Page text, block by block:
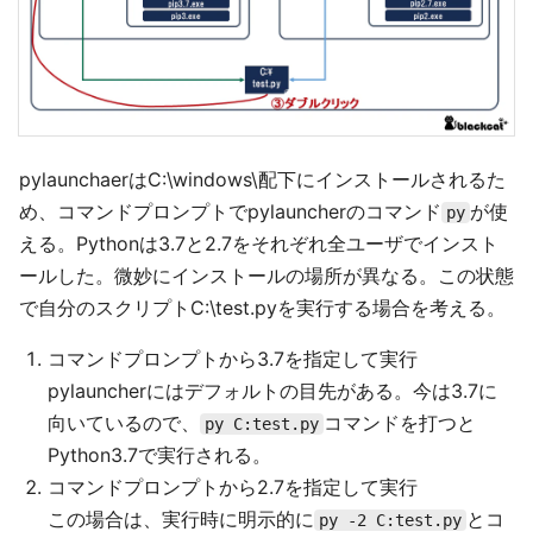
pylaunchaerはC:\windows\配下にインストールされるた
め、コマンドプロンプトでpylauncherのコマンド py が使
える。Pythonは3.7と2.7をそれぞれ全ユーザでインスト
ールした。微妙にインストールの場所が異なる。この状態
で自分のスクリプトC:\test.pyを実行する場合を考える。
コマンドプロンプトから3.7を指定して実行
pylauncherにはデフォルトの目先がある。今は3.7に
向いているので、
py C:test.py コマンドを打つと
Python3.7で実行される。
コマンドプロンプトから2.7を指定して実行
この場合は、実行時に明示的に py -2 C:test.py とコ